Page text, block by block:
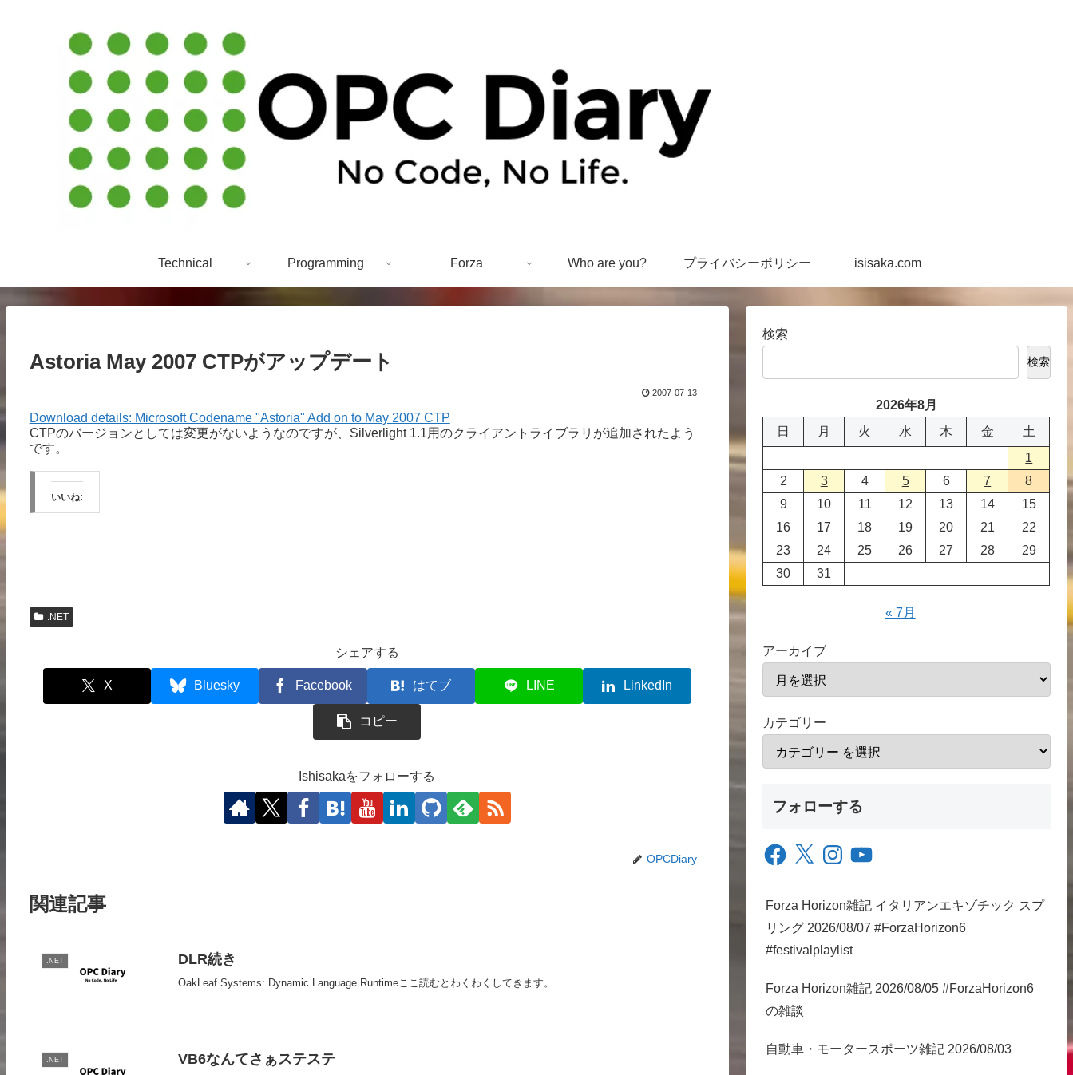
Technical Programming Forza Who are you? プライバシーポリシー isisaka.com
Astoria May 2007 CTPがアップデート
2007-07-13
Download details: Microsoft Codename "Astoria" Add on to May 2007 CTP
CTPのバージョンとしては変更がないようなのですが、Silverlight 1.1用のクライアントライブラリが追加されたよう
です。
いいね:
.NET
シェアする
X Bluesky Facebook はてブ LINE LinkedIn
コピー
Ishisakaをフォローする
OPCDiary
関連記事
.NET DLR続き
OakLeaf Systems: Dynamic Language Runtimeここ読むとわくわくしてきます。
.NET VB6なんてさぁステステ
検索
検索
2026年8月
日
月 火 水 木 金
土
1
2
3 4 5 6 7
8
9
10 11 12 13 14
15
16
17 18 19 20 21
22
23
24 25 26 27 28
29
30
31
« 7月
アーカイブ
カテゴリー
フォローする
Facebook
X InstagramYouTube
Forza Horizon雑記 イタリアンエキゾチック スプ
リング 2026/08/07 #ForzaHorizon6
#festivalplaylist
Forza Horizon雑記 2026/08/05 #ForzaHorizon6
の雑談
自動車・モータースポーツ雑記 2026/08/03